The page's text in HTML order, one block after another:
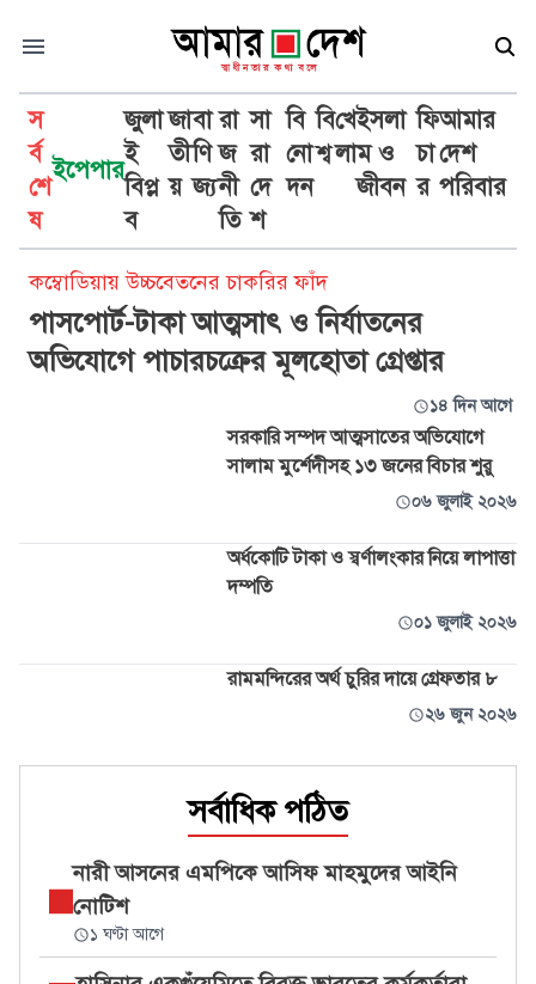
স
র্ব
শে
ষ
ইপেপার
জুলা
ই
বিপ্ল
ব
জা
তী
য়
বা
ণি
জ্য
রা
জ
নী
তি
সা
রা
দে
শ
বি
নো
দন
বি
শ্ব
খে
লা
ইসলা
ম ও
জীবন
ফি
চা
র
আমার
দেশ
পরিবার
আত্মসাৎ
কম্বোডিয়ায় উচ্চবেতনের চাকরির ফাঁদ
পাসপোর্ট-টাকা আত্মসাৎ ও নির্যাতনের
অভিযোগে পাচারচক্রের মূলহোতা গ্রেপ্তার
১৪ দিন আগে
সরকারি সম্পদ আত্মসাতের অভিযোগে
সালাম মুর্শেদীসহ ১৩ জনের বিচার শুরু
০৬ জুলাই ২০২৬
অর্ধকোটি টাকা ও স্বর্ণালংকার নিয়ে লাপাত্তা
দম্পতি
০১ জুলাই ২০২৬
রামমন্দিরের অর্থ চুরির দায়ে গ্রেফতার ৮
২৬ জুন ২০২৬
সর্বাধিক পঠিত
নারী আসনের এমপিকে আসিফ মাহমুদের আইনি
নোটিশ
১ ঘণ্টা আগে